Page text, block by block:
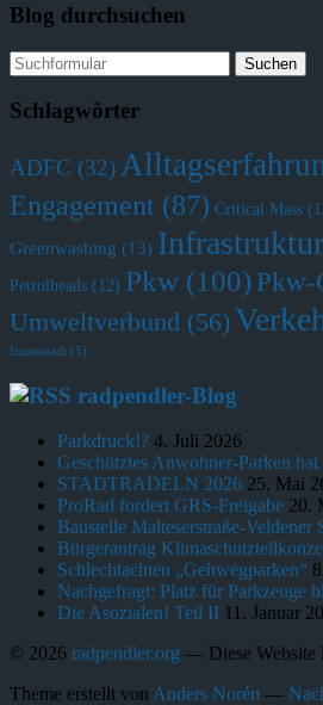
Blog durchsuchen
Schlagwörter
ADFC (32)
Engagement (87) Critical Mass
Greenwashing (13) Infrastruktur
Petrolheads (12) Pkw (100) Pkw-
Umweltverbund (56)
Innenstadt (5)
radpendler-Blog
Parkdruck!? 4. Juli 2026
Geschütztes Anwohner-Parken
STADTRADELN 2026 25. Mai
ProRad fordert GRS-Freigabe 20.
Baustelle Malteserstraße-Veldener
Bürgerantrag
Schlechtachten „Gehwegparken“
Nachgefragt: Platz für Parkzeuge
Die Asozialen! Teil II 11. Januar
© 2026 radpendler.org — Diese Website
Theme erstellt von Anders Norén —